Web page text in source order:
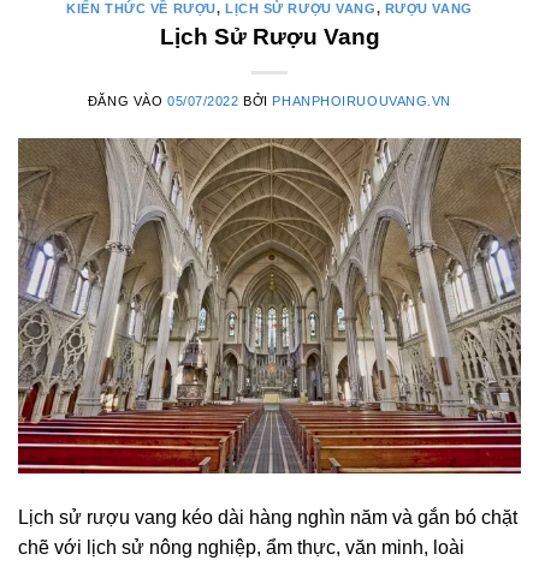
KIẾN THỨC VỀ RƯỢU, LỊCH SỬ RƯỢU VANG, RƯỢU VANG
Lịch Sử Rượu Vang
ĐĂNG VÀO 05/07/2022 BỞI PHANPHOIRUOUVANG.VN
Lịch sử rượu vang kéo dài hàng nghìn năm và gắn bó chặt
chẽ với lịch sử nông nghiệp, ẩm thực, văn minh, loài